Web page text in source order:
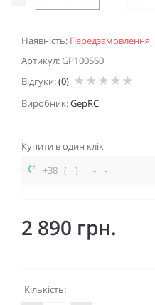
Наявність: Передзамовлення
Артикул: GP100560
Відгуки:(0)
Виробник:GepRC
Купити в один клік
2 890 грн.
Кількість: